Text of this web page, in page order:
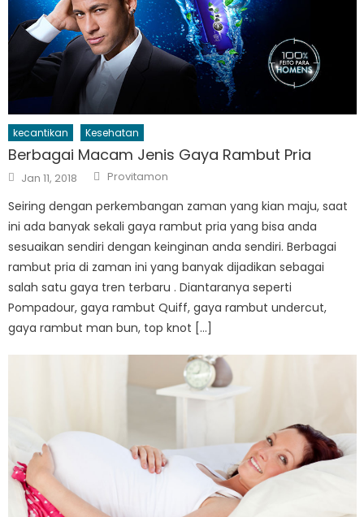
kecantikan Kesehatan
Berbagai Macam Jenis Gaya Rambut Pria
Posted
on
Jan 11, 2018 Author
Provitamon
Seiring dengan perkembangan zaman yang kian maju, saat
ini ada banyak sekali gaya rambut pria yang bisa anda
sesuaikan sendiri dengan keinginan anda sendiri. Berbagai
rambut pria di zaman ini yang banyak dijadikan sebagai
salah satu gaya tren terbaru . Diantaranya seperti
Pompadour, gaya rambut Quiff, gaya rambut undercut,
gaya rambut man bun, top knot […]